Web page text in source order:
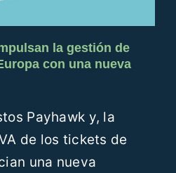
la gestión de
con una nueva
Payhawk y, la
de los tickets de
una nueva